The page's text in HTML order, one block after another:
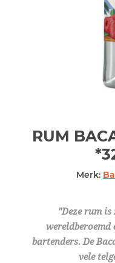
RUM
Merk:
"Deze rum
wereldberoemd
bartenders. De
vele